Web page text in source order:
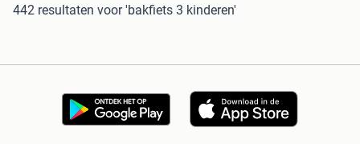
442 resultaten voor 'bakfiets 3 kinderen'